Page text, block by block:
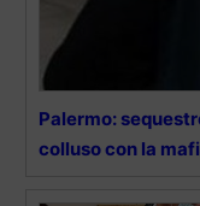
Palermo:
colluso con la